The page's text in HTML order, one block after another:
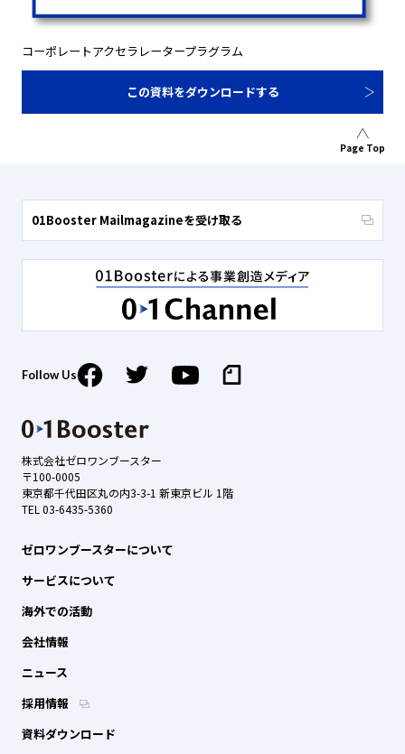
コーポレートアクセラレータープラグラム
この資料をダウンロードする
Page Top
株式会社ゼロワンブースター
〒100-0005
東京都千代田区丸の内3-3-1 新東京ビル 1階
TEL 03-6435-5360
ゼロワンブースターについて
サービスについて
海外での活動
会社情報
ニュース
採用情報
資料ダウンロード
01Booster Mailmagazineを受け取る
Follow Us